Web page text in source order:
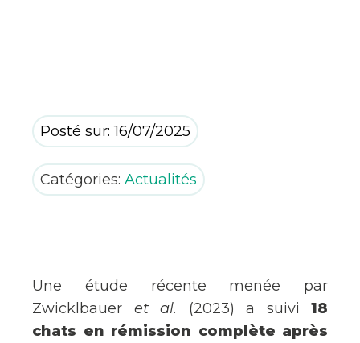
Posté sur: 16/07/2025
Catégories: Actualités
Une étude récente menée par
Zwicklbauer et al. (2023) a suivi 18
chats en rémission complète après